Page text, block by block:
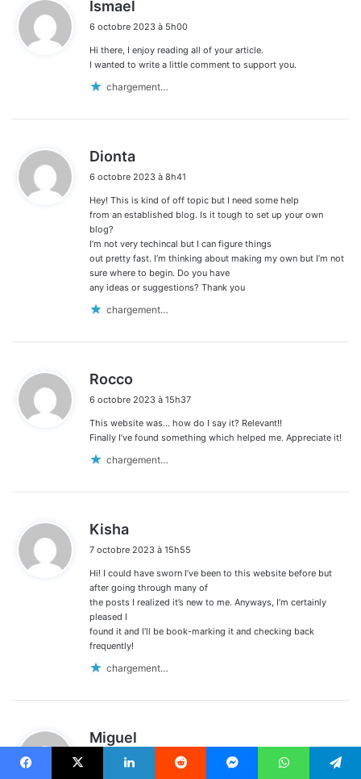
Ismael
t
6 octobre 2023 à 5h00
Hi there, I enjoy reading all of your article.
I wanted to write a little comment to support you.
chargement…
Dionta
t
:
6 octobre 2023 à 8h41
Hey! This is kind of off topic but I need some help
from an established blog. Is it tough to set up your own
blog?
I’m not very techincal but I can figure things
out pretty fast. I’m thinking about making my own but I’m not
sure where to begin. Do you have
any ideas or suggestions? Thank you
chargement…
Rocco
t
:
6 octobre 2023 à 15h37
This website was… how do I say it? Relevant!!
Finally I’ve found something which helped me. Appreciate it!
chargement…
Kisha
t
:
7 octobre 2023 à 15h55
Hi! I could have sworn I’ve been to this website before but
after going through many of
the posts I realized it’s new to me. Anyways, I’m certainly
pleased I
found it and I’ll be book-marking it and checking back
frequently!
chargement…
Miguel
i
7 octobre 2023 à 22h47